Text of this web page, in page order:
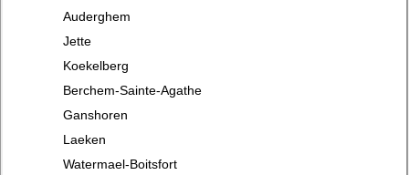
Auderghem
Jette
Koekelberg
Berchem-Sainte-Agathe
Ganshoren
Laeken
Watermael-Boitsfort